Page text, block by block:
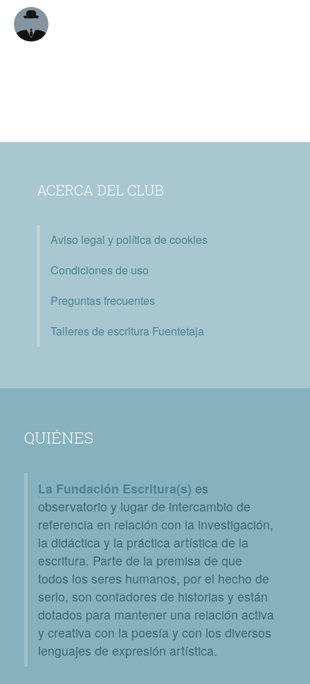
ACERCA DEL CLUB
Aviso legal y política de cookies
Condiciones de uso
Preguntas frecuentes
Talleres de escritura Fuentetaja
QUIÉNES
La Fundación Escritura(s) es
observatorio y lugar de intercambio de
referencia en relación con la investigación,
la didáctica y la práctica artística de la
escritura. Parte de la premisa de que
todos los seres humanos, por el hecho de
serlo, son contadores de historias y están
dotados para mantener una relación activa
y creativa con la poesía y con los diversos
lenguajes de expresión artística.